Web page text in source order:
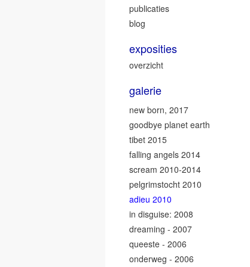
publicaties
blog
exposities
overzicht
galerie
new born, 2017
goodbye planet earth
tibet 2015
falling angels 2014
scream 2010-2014
pelgrimstocht 2010
adieu 2010
in disguise: 2008
dreaming - 2007
queeste - 2006
onderweg - 2006